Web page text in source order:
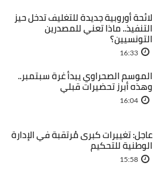
لائحة أوروبية جديدة للتغليف تدخل حيز
التنفيذ.. ماذا تعني للمصدرين
التونسيين؟
16:33
الموسم الصحراوي يبدأ غرة سبتمبر..
وهذه أبرز تحضيرات قبلي
16:04
عاجل: تغييرات كبرى مُرتقبة في الإدارة
الوطنية للتحكيم
15:58